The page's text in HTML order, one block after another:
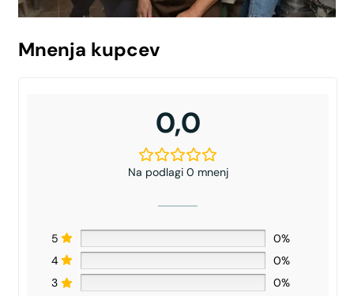
Mnenja kupcev
0,0
Na podlagi 0 mnenj
5
0%
4
0%
3
0%